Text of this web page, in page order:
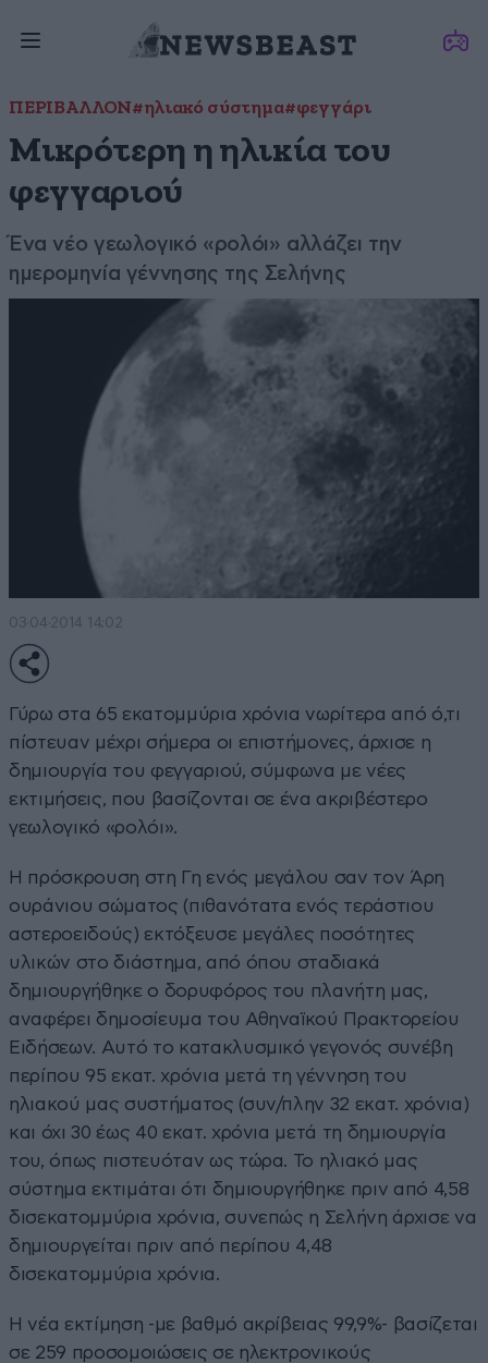
ΠΕΡΙΒΑΛΛΟΝ#ηλιακό σύστημα#φεγγάρι
Μικρότερη η ηλικία του
φεγγαριού
Ένα νέο γεωλογικό «ρολόι» αλλάζει την
ημερομηνία γέννησης της Σελήνης
03·04·2014 14:02
Γύρω στα 65 εκατομμύρια χρόνια νωρίτερα από ό,τι
πίστευαν μέχρι σήμερα οι επιστήμονες, άρχισε η
δημιουργία του φεγγαριού, σύμφωνα με νέες
εκτιμήσεις, που βασίζονται σε ένα ακριβέστερο
γεωλογικό «ρολόι».
Η πρόσκρουση στη Γη ενός μεγάλου σαν τον Άρη
ουράνιου σώματος (πιθανότατα ενός τεράστιου
αστεροειδούς) εκτόξευσε μεγάλες ποσότητες
υλικών στο διάστημα, από όπου σταδιακά
δημιουργήθηκε ο δορυφόρος του πλανήτη μας,
αναφέρει δημοσίευμα του Αθηναϊκού Πρακτορείου
Ειδήσεων. Αυτό το κατακλυσμικό γεγονός συνέβη
περίπου 95 εκατ. χρόνια μετά τη γέννηση του
ηλιακού μας συστήματος (συν/πλην 32 εκατ. χρόνια)
και όχι 30 έως 40 εκατ. χρόνια μετά τη δημιουργία
του, όπως πιστευόταν ως τώρα. Το ηλιακό μας
σύστημα εκτιμάται ότι δημιουργήθηκε πριν από 4,58
δισεκατομμύρια χρόνια, συνεπώς η Σελήνη άρχισε να
δημιουργείται πριν από περίπου 4,48
δισεκατομμύρια χρόνια.
Η νέα εκτίμηση -με βαθμό ακρίβειας 99,9%- βασίζεται
σε 259 προσομοιώσεις σε ηλεκτρονικούς